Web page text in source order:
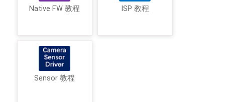
Native FW 教程 ISP 教程
Sensor 教程